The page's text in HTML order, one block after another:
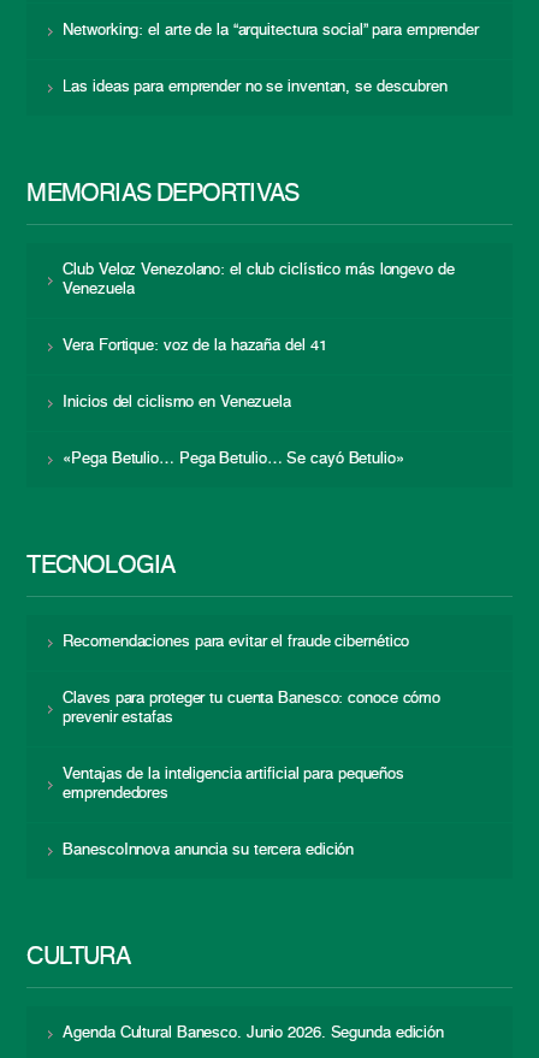
Networking: el arte de la “arquitectura social” para emprender
Las ideas para emprender no se inventan, se descubren
MEMORIAS DEPORTIVAS
Club Veloz Venezolano: el club ciclístico más longevo de
Venezuela
Vera Fortique: voz de la hazaña del 41
Inicios del ciclismo en Venezuela
«Pega Betulio… Pega Betulio… Se cayó Betulio»
TECNOLOGÍA
Recomendaciones para evitar el fraude cibernético
Claves para proteger tu cuenta Banesco: conoce cómo
prevenir estafas
Ventajas de la inteligencia artificial para pequeños
emprendedores
BanescoInnova anuncia su tercera edición
CULTURA
Agenda Cultural Banesco. Junio 2026. Segunda edición